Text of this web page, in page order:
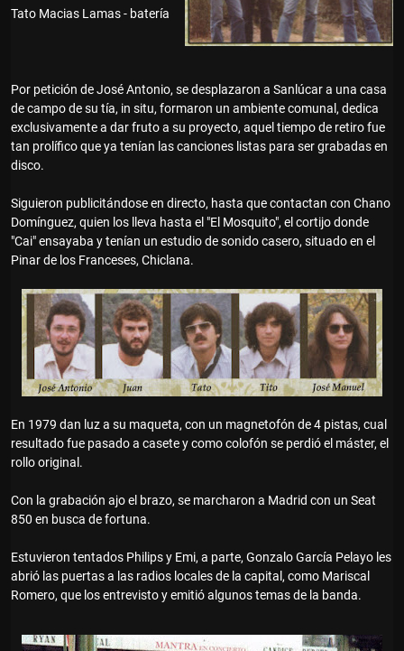
Tato Macias Lamas - batería
Por petición de José Antonio, se desplazaron a Sanlúcar a una casa
de campo de su tía, in situ, formaron un ambiente comunal, dedica
exclusivamente a dar fruto a su proyecto, aquel tiempo de retiro fue
tan prolífico que ya tenían las canciones listas para ser grabadas en
disco.
Siguieron publicitándose en directo, hasta que contactan con Chano
Domínguez, quien los lleva hasta el "El Mosquito", el cortijo donde
"Cai" ensayaba y tenían un estudio de sonido casero, situado en el
Pinar de los Franceses, Chiclana.
En 1979 dan luz a su maqueta, con un magnetofón de 4 pistas, cual
resultado fue pasado a casete y como colofón se perdió el máster, el
rollo original.
Con la grabación ajo el brazo, se marcharon a Madrid con un Seat
850 en busca de fortuna.
Estuvieron tentados Philips y Emi, a parte, Gonzalo García Pelayo les
abrió las puertas a las radios locales de la capital, como Mariscal
Romero, que los entrevisto y emitió algunos temas de la banda.